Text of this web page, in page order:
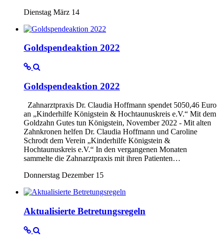
Dienstag März 14
Goldspendeaktion 2022
Goldspendeaktion 2022
Zahnarztpraxis Dr. Claudia Hoffmann spendet 5050,46 Euro
an „Kinderhilfe Königstein & Hochtaunuskreis e.V.“ Mit dem
Goldzahn Gutes tun Königstein, November 2022 - Mit alten
Zahnkronen helfen Dr. Claudia Hoffmann und Caroline
Schrodt dem Verein „Kinderhilfe Königstein &
Hochtaunuskreis e.V.“ In den vergangenen Monaten
sammelte die Zahnarztpraxis mit ihren Patienten…
Donnerstag Dezember 15
Aktualisierte Betretungsregeln